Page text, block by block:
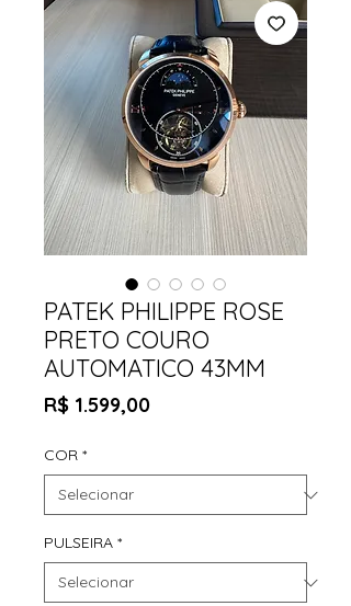
PATEK PHILIPPE ROSE
PRETO COURO
AUTOMATICO 43MM
R$ 1.599,00Preço
COR *
PULSEIRA *